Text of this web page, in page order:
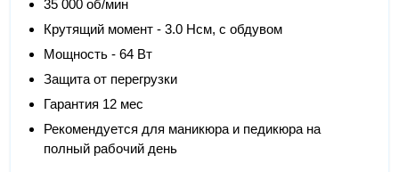
35 000 об/мин
Крутящий момент - 3.0 Нсм, с обдувом
Мощность - 64 Вт
Защита от перегрузки
Гарантия 12 мес
Рекомендуется для маникюра и педикюра на
полный рабочий день